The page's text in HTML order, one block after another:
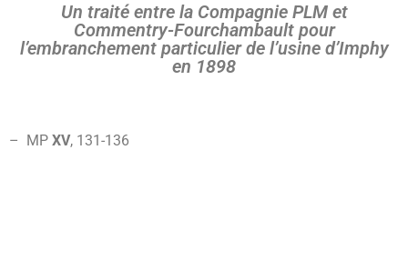
Un traité entre la Compagnie PLM et
Commentry-Fourchambault pour
l’embranchement particulier de l’usine d’Imphy
en 1898
– MP XV, 131-136